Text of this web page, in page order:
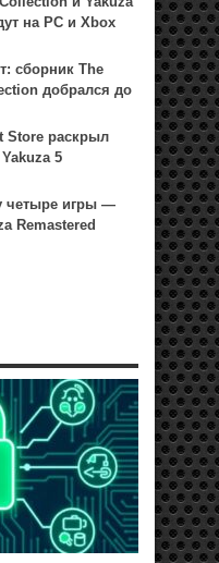
на PC и Xbox
сборник The
добрался до
Store раскрыл
5
четыре игры —
Remastered